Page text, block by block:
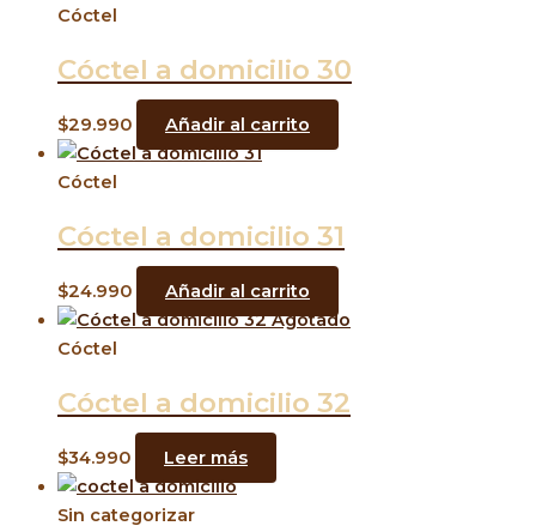
Cóctel
Cóctel a domicilio 30
$29.990 Añadir al carrito
Cóctel
Cóctel a domicilio 31
$24.990
Añadir al carrito
Agotado
Cóctel
Cóctel a domicilio 32
$34.990 Leer más
Sin categorizar